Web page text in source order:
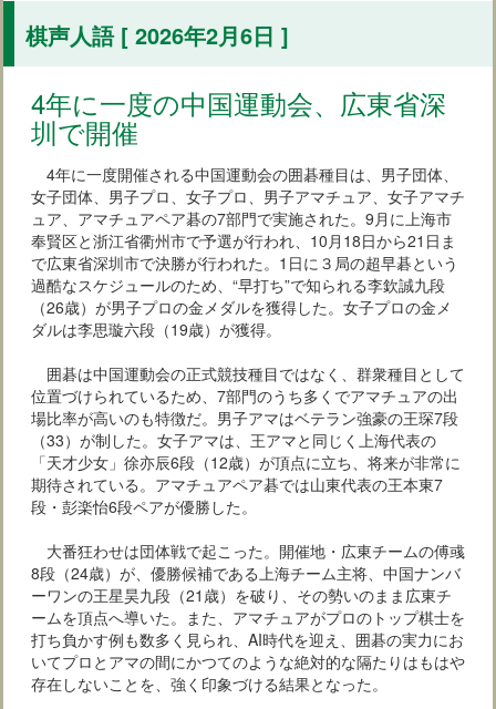
棋声人語 [ 2026年2月6日 ]
4年に一度の中国運動会、広東省深
圳で開催
4年に一度開催される中国運動会の囲碁種目は、男子団体、
女子団体、男子プロ、女子プロ、男子アマチュア、女子アマチ
ュア、アマチュアペア碁の7部門で実施された。9月に上海市
奉賢区と浙江省衢州市で予選が行われ、10月18日から21日ま
で広東省深圳市で決勝が行われた。1日に３局の超早碁という
過酷なスケジュールのため、“早打ち”で知られる李欽誠九段
（26歳）が男子プロの金メダルを獲得した。女子プロの金メ
ダルは李思璇六段（19歳）が獲得。
囲碁は中国運動会の正式競技種目ではなく、群衆種目として
位置づけられているため、7部門のうち多くでアマチュアの出
場比率が高いのも特徴だ。男子アマはベテラン強豪の王琛7段
（33）が制した。女子アマは、王アマと同じく上海代表の
「天才少女」徐亦辰6段（12歳）が頂点に立ち、将来が非常に
期待されている。アマチュアペア碁では山東代表の王本東7
段・彭楽怡6段ペアが優勝した。
大番狂わせは団体戦で起こった。開催地・広東チームの傅彧
8段（24歳）が、優勝候補である上海チーム主将、中国ナンバ
ーワンの王星昊九段（21歳）を破り、その勢いのまま広東チ
ームを頂点へ導いた。また、アマチュアがプロのトップ棋士を
打ち負かす例も数多く見られ、AI時代を迎え、囲碁の実力にお
いてプロとアマの間にかつてのような絶対的な隔たりはもはや
存在しないことを、強く印象づける結果となった。